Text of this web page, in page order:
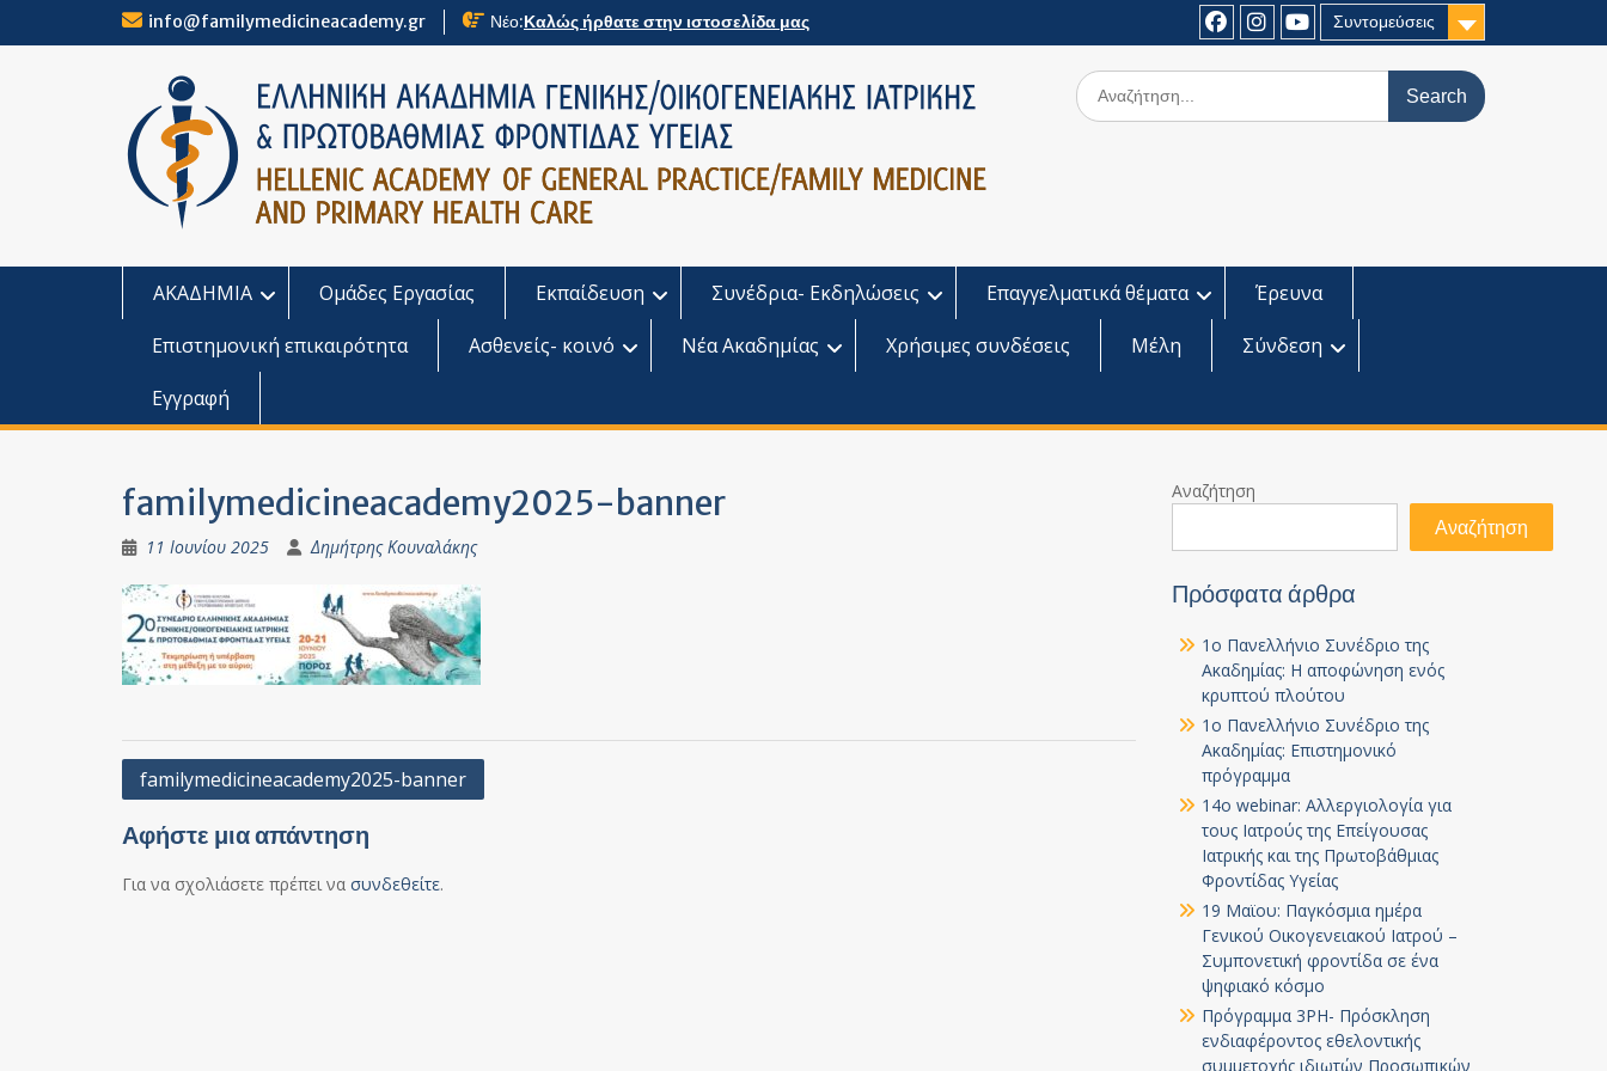
info@familymedicineacademy.gr Νέο:Καλώς ήρθατε στην ιστοσελίδα μας
Συντομεύσεις
FacebookInstagram
Youtube
Search
for:
ΑΚΑΔΗΜΙΑ Ομάδες Εργασίας Εκπαίδευση Συνέδρια- Εκδηλώσεις Επαγγελματικά θέματα
Έρευνα
Επιστημονική επικαιρότητα
Ασθενείς- κοινό Νέα Ακαδημίας Χρήσιμες συνδέσεις Μέλη
Σύνδεση
Εγγραφή
familymedicineacademy2025-banner
11 Ιουνίου 2025 Δημήτρης Κουναλάκης
Πλοήγηση
familymedicineacademy2025-banner
Αφήστε μια απάντηση
Για να σχολιάσετε πρέπει να συνδεθείτε.
Αναζήτηση
Αναζήτηση
Πρόσφατα άρθρα
1ο Πανελλήνιο Συνέδριο της
Ακαδημίας: Η αποφώνηση ενός
κρυπτού πλούτου
1ο Πανελλήνιο Συνέδριο της
Ακαδημίας: Επιστημονικό
πρόγραμμα
14ο webinar: Αλλεργιολογία για
τους Ιατρούς της Επείγουσας
Ιατρικής και της Πρωτοβάθμιας
Φροντίδας Υγείας
19 Μαϊου: Παγκόσμια ημέρα
Γενικού Οικογενειακού Ιατρού –
Συμπονετική φροντίδα σε ένα
ψηφιακό κόσμο
Πρόγραμμα 3PH- Πρόσκληση
ενδιαφέροντος εθελοντικής
συμμετοχής ιδιωτών Προσωπικών